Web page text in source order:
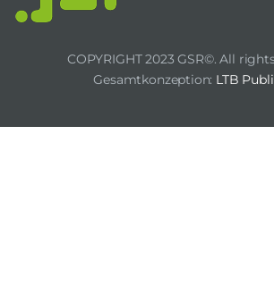
COPYRIGHT 2023 GSR©. All
Gesamtkonzeption: LTB